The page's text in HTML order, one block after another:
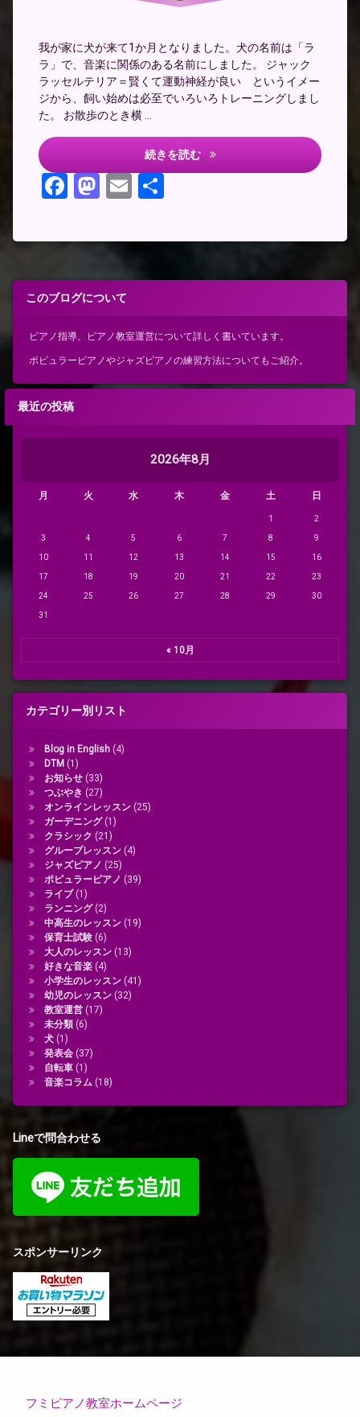
我が家に犬が来て1か月となりました。犬の名前は「ラ
ラ」で、音楽に関係のある名前にしました。 ジャック
ラッセルテリア＝賢くて運動神経が良い というイメー
ジから、飼い始めは必至でいろいろトレーニングしまし
た。 お散歩のとき横 …
続きを読む 犬を飼って思う事
Facebook
Mastodon
Email
このブログについて
ピアノ指導、ピアノ教室運営について詳しく書いています。
ポピュラーピアノやジャズピアノの練習方法についてもご紹介。
最近の投稿
2026年8月
月 火 水 木 金 土 日
1 2
3 4 5 6 7 8 9
10 11 12 13 14 15 16
17 18 19 20 21 22 23
24 25 26 27 28 29 30
31
« 10月
カテゴリー別リスト
Blog in English(4)
DTM (1)
お知らせ(33)
つぶやき (27)
オンラインレッスン(25)
ガーデニング(1)
クラシック (21)
グループレッスン(4)
ジャズピアノ (25)
ポピュラーピアノ (39)
ライブ(1)
ランニング(2)
中高生のレッスン(19)
保育士試験(6)
大人のレッスン(13)
好きな音楽(4)
小学生のレッスン(41)
幼児のレッスン(32)
教室運営(17)
未分類(6)
犬(1)
発表会(37)
自転車(1)
音楽コラム(18)
Lineで問合わせる
スポンサーリンク
フミピアノ教室ホームページ